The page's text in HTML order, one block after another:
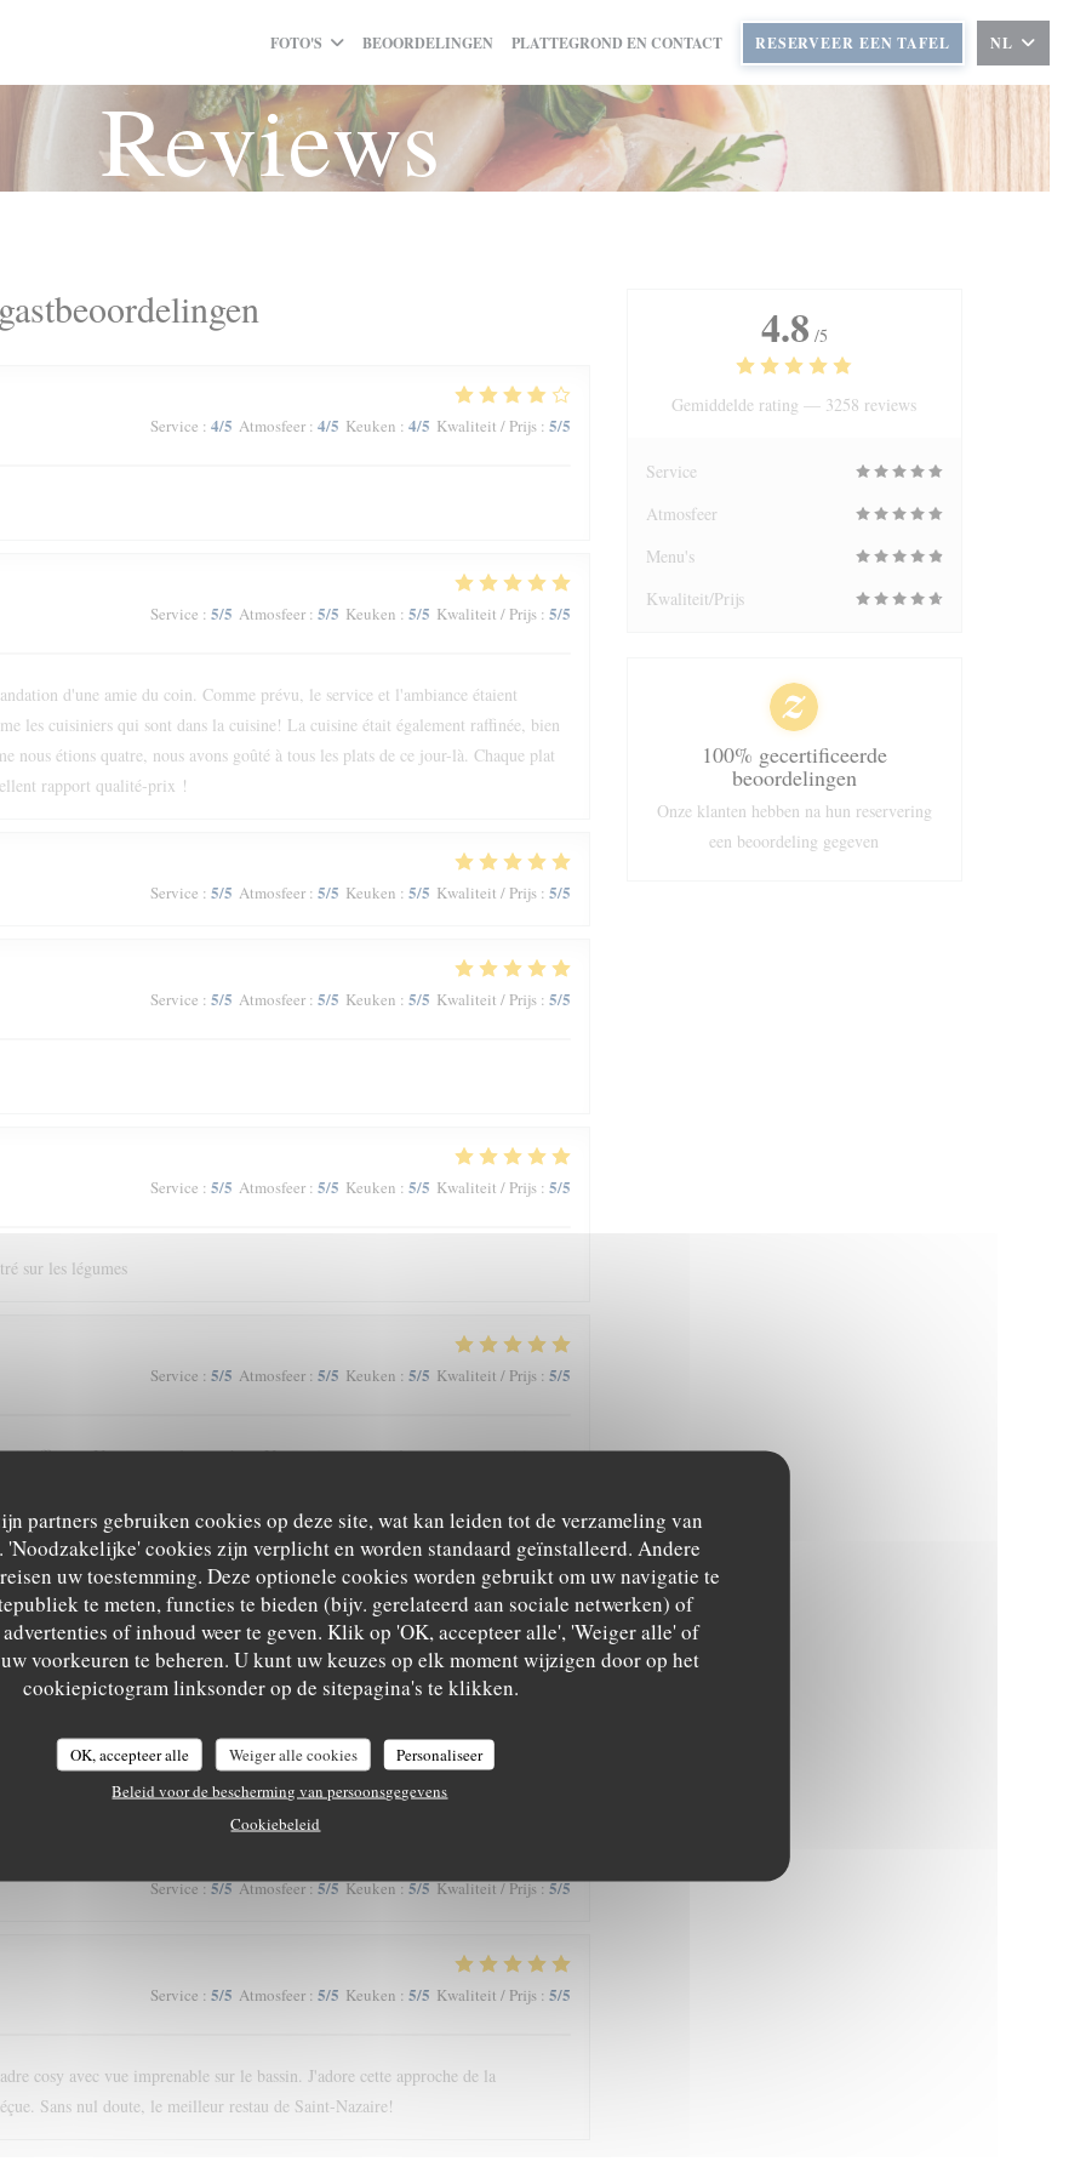
partners gebruiken cookies op deze site, wat kan leiden tot de verzameling van
'Noodzakelijke' cookies zijn verplicht en worden standaard geïnstalleerd. Andere
uw toestemming. Deze optionele cookies worden gebruikt om uw navigatie te
te meten, functies te bieden (bijv. gerelateerd aan sociale netwerken) of
of inhoud weer te geven. Klik op 'OK, accepteer alle', 'Weiger alle' of
voorkeuren te beheren. U kunt uw keuzes op elk moment wijzigen door op het
cookiepictogram linksonder op de sitepagina's te klikken.
OK, accepteer alle Weiger alle cookies
Personaliseer
Beleid voor de bescherming van persoonsgegevens
Cookiebeleid
FOTO'S BEOORDELINGEN PLATTEGROND EN CONTACT RESERVEER EEN TAFEL NL
Reviews
Service : 4/5 Atmosfeer: 4/5 Keuken : 4/5 Kwaliteit / Prijs: 5/5
Service : 5/5 Atmosfeer: 5/5 Keuken : 5/5 Kwaliteit / Prijs: 5/5
d'une amie du coin. Comme prévu, le service et l'ambiance étaient
les cuisiniers qui sont dans la cuisine! La cuisine était également raffinée, bien
nous étions quatre, nous avons goûté à tous les plats de ce jour-là. Chaque plat
rapport qualité-prix !
Service : 5/5 Atmosfeer: 5/5 Keuken : 5/5 Kwaliteit / Prijs: 5/5
Service : 5/5 Atmosfeer: 5/5 Keuken : 5/5 Kwaliteit / Prijs: 5/5
Service : 5/5 Atmosfeer: 5/5 Keuken : 5/5 Kwaliteit / Prijs: 5/5
sur les légumes
Service : 5/5 Atmosfeer: 5/5 Keuken : 5/5 Kwaliteit / Prijs: 5/5
efficaces Un personnel compétent Une assiette originale par sa composition,
Service 5 Atmosfeer /5 Keuken 5 Kwaliteit / Prijs : 5/5
Service:4/5 Atmosfeer: 4/5 Keuken:4/5 Kwaliteit / Prijs
Service:5/5 Atmosfeer:5/5 Keuken:5/5 Kwaliteit / Prijs:5/5
Service : 5/5 Atmosfeer: 5/5 Keuken : 5/5 Kwaliteit / Prijs: 5/5
cosy avec vue imprenable sur le bassin. J'adore cette approche de la
Sans nul doute, le meilleur restau de Saint-Nazaire!
4.8 /5
Gemiddelde rating — 3258 reviews
Service
Atmosfeer
Menu's
Kwaliteit/Prijs
100% gecertificeerde
beoordelingen
Onze klanten hebben na hun reservering
een beoordeling gegeven